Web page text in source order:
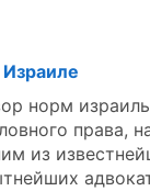
Израиле
норм
права,
из